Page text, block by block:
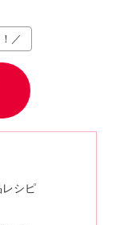
／
シピ